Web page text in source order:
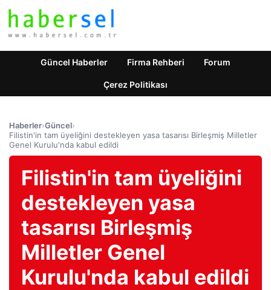
Güncel Haberler Firma Rehberi Forum
Çerez Politikası
Haberler›Güncel›
Filistin'in tam üyeliğini destekleyen yasa tasarısı Birleşmiş Milletler
Genel Kurulu'nda kabul edildi
Filistin'in tam üyeliğini
destekleyen yasa
tasarısı Birleşmiş
Milletler Genel
Kurulu'nda kabul edildi